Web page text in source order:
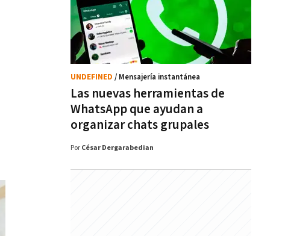
Las nuevas herramientas de
WhatsApp que ayudan a
organizar chats grupales
UNDEFINED / Mensajería instantánea
Por César Dergarabedian